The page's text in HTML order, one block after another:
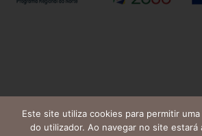
Este site utiliza cookies para permitir
do utilizador. Ao navegar no site estará